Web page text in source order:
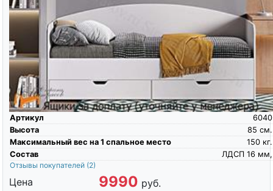
Артикул
6040
Высота
см.
85
Максимальный вес на 1 спальное место
кг.
150
Состав
ЛДСП 16 мм,
Отзывы покупателей (2)
Цена 9990 руб.